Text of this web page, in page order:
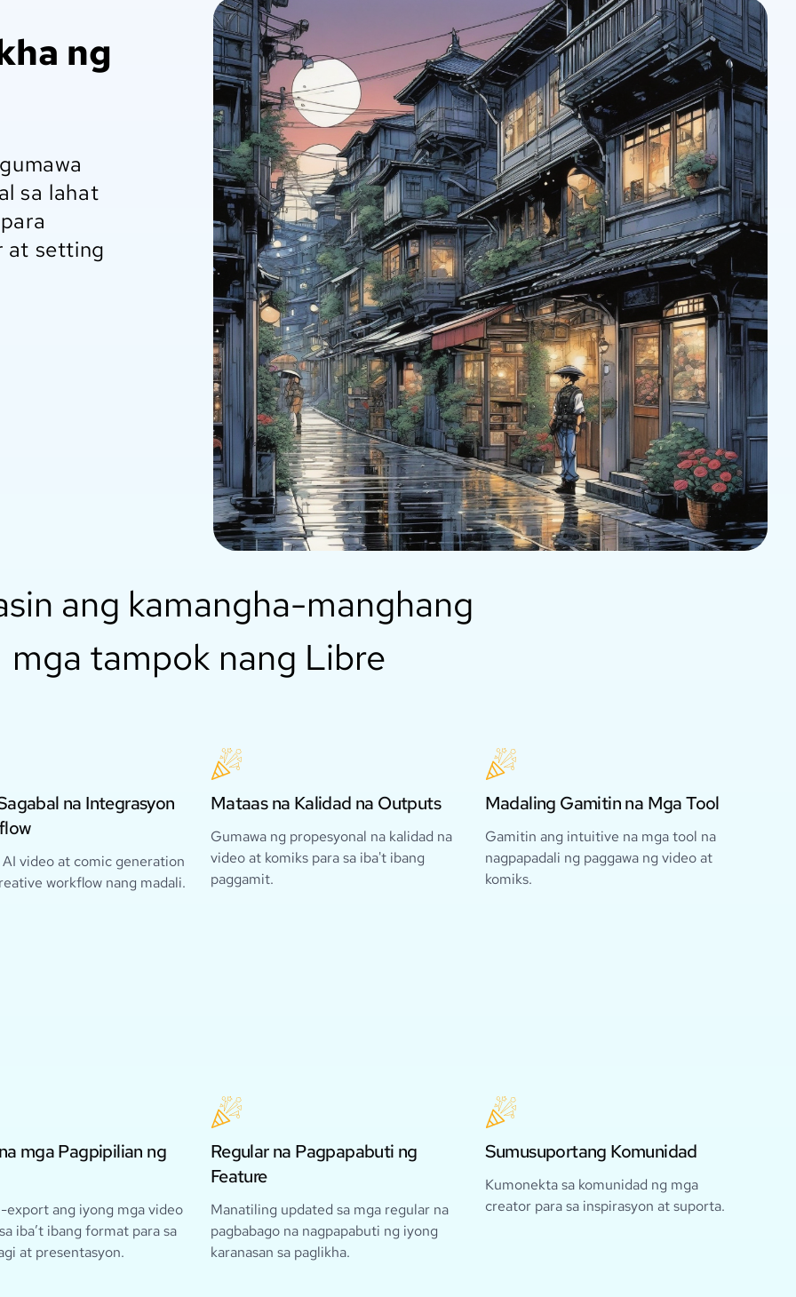
ng
sa lahat
at setting
ang kamangha-manghang
mga tampok nang Libre
na Integrasyon
AI video at comic generation
workflow nang madali.
Mataas na Kalidad na Outputs
Gumawa ng propesyonal na kalidad na
video at komiks para sa iba't ibang
paggamit.
Madaling Gamitin na Mga Tool
Gamitin ang intuitive na mga tool na
nagpapadali ng paggawa ng video at
komiks.
mga Pagpipilian ng
export ang iyong mga video
iba’t ibang format para sa
at presentasyon.
Regular na Pagpapabuti ng
Feature
Manatiling updated sa mga regular na
pagbabago na nagpapabuti ng iyong
karanasan sa paglikha.
Sumusuportang Komunidad
Kumonekta sa komunidad ng mga
creator para sa inspirasyon at suporta.